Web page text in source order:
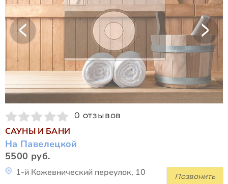
0 отзывов
САУНЫ И БАНИ
На Павелецкой
5500 руб.
Позвонить
1-й Кожевнический переулок, 10